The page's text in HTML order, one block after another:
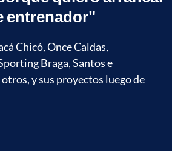
entrenador"
Chicó, Once Caldas,
Braga, Santos e
y sus proyectos luego de